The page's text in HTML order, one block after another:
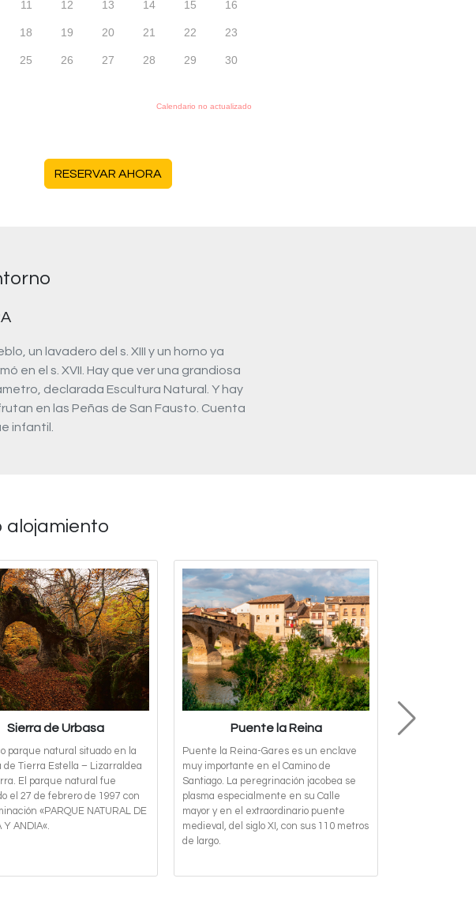
RESERVAR AHORA
un lavadero del s. XIII y un horno ya
en el s. XVII. Hay que ver una grandiosa
declarada Escultura Natural. Y hay
en las Peñas de San Fausto. Cuenta
infantil.
alojamiento
Sierra de Urbasa
parque natural situado en la
de Tierra Estella – Lizarraldea
El parque natural fue
el 27 de febrero de 1997 con
«PARQUE NATURAL DE
Y ANDIA«.
Puente la Reina
Puente la Reina-Gares es un enclave
muy importante en el Camino de
Santiago. La peregrinación jacobea se
plasma especialmente en su Calle
mayor y en el extraordinario puente
medieval, del siglo XI, con sus 110 metros
de largo.